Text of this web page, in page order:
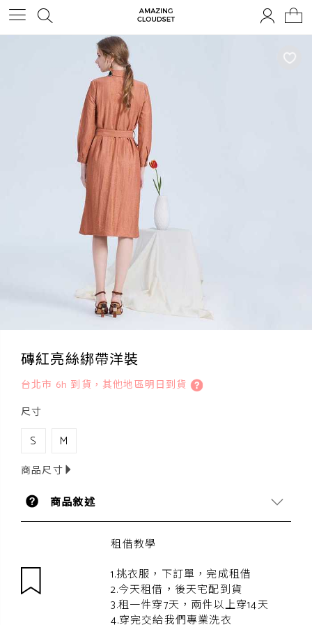
磚紅亮絲綁帶洋裝
台北市 6h 到貨，其他地區明日到貨
尺寸
S M
商品尺寸
商品敘述
租借教學
1.挑衣服，下訂單，完成租借
2.今天租借，後天宅配到貨
3.租一件穿7天，兩件以上穿14天
4.穿完交給我們專業洗衣